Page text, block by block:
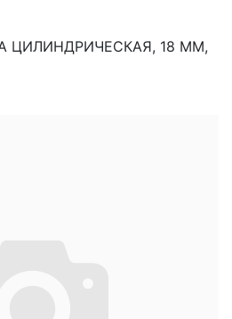
ЦИЛИНДРИЧЕСКАЯ, 18 ММ,